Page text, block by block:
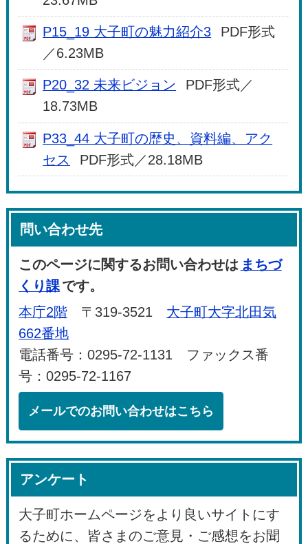
P15_19 大子町の魅力紹介3
PDF形式
／6.23MB
P20_32 未来ビジョン
PDF形式／
18.73MB
P33_44 大子町の歴史、資料編、アク
セス
PDF形式／28.18MB
問い合わせ先
このページに関するお問い合わせは まちづ
くり課です。
本庁2階 〒319-3521 大子町大字北田気
662番地
電話番号：0295-72-1131 ファックス番
号：0295-72-1167
メールでのお問い合わせはこちら
アンケート
大子町ホームページをより良いサイトにす
るために、皆さまのご意見・ご感想をお聞